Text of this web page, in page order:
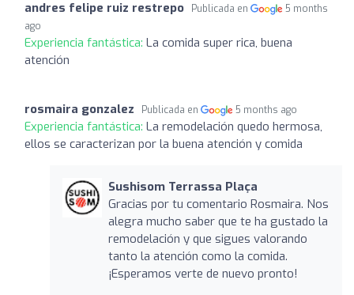
andres felipe ruiz restrepo Publicada en
5 months
ago
Experiencia fantástica: La comida super rica, buena
atención
rosmaira gonzalez Publicada en 5 months ago
Experiencia fantástica: La remodelación quedo hermosa,
ellos se caracterizan por la buena atención y comida
Sushisom Terrassa Plaça
Gracias por tu comentario Rosmaira. Nos
alegra mucho saber que te ha gustado la
remodelación y que sigues valorando
tanto la atención como la comida.
¡Esperamos verte de nuevo pronto!